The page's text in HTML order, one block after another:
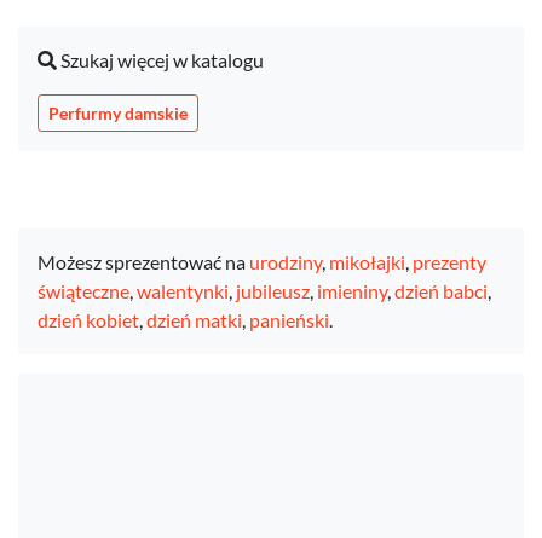
Szukaj więcej w katalogu
Perfurmy damskie
Możesz sprezentować na urodziny, mikołajki, prezenty
świąteczne,walentynki, jubileusz, imieniny,dzień babci,
dzień kobiet,dzień matki, panieński.